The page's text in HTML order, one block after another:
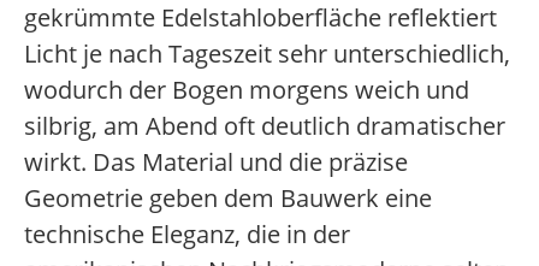
gekrümmte Edelstahloberfläche reflektiert
Licht je nach Tageszeit sehr unterschiedlich,
wodurch der Bogen morgens weich und
silbrig, am Abend oft deutlich dramatischer
wirkt. Das Material und die präzise
Geometrie geben dem Bauwerk eine
technische Eleganz, die in der